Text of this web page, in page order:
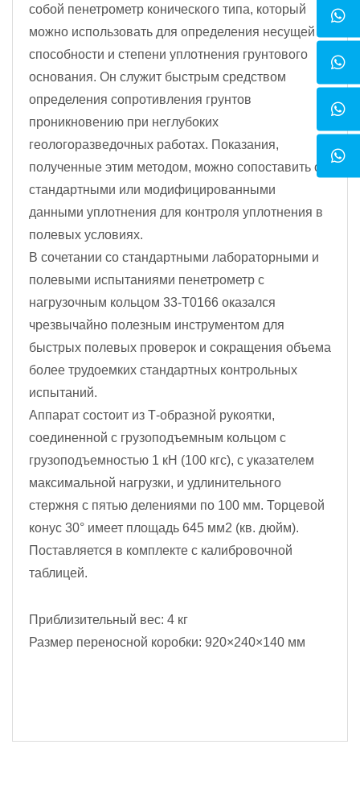
собой пенетрометр конического типа, который
можно использовать для определения несущей
способности и степени уплотнения грунтового
основания. Он служит быстрым средством
определения сопротивления грунтов
проникновению при неглубоких
геологоразведочных работах. Показания,
полученные этим методом, можно сопоставить со
стандартными или модифицированными
данными уплотнения для контроля уплотнения в
полевых условиях.
В сочетании со стандартными лабораторными и
полевыми испытаниями пенетрометр с
нагрузочным кольцом 33-T0166 оказался
чрезвычайно полезным инструментом для
быстрых полевых проверок и сокращения объема
более трудоемких стандартных контрольных
испытаний.
Аппарат состоит из Т-образной рукоятки,
соединенной с грузоподъемным кольцом с
грузоподъемностью 1 кН (100 кгс), с указателем
максимальной нагрузки, и удлинительного
стержня с пятью делениями по 100 мм. Торцевой
конус 30° имеет площадь 645 мм2 (кв. дюйм).
Поставляется в комплекте с калибровочной
таблицей.
Приблизительный вес: 4 кг
Размер переносной коробки: 920×240×140 мм